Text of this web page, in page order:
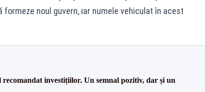
formeze noul guvern, iar numele vehiculat în acest
investițiilor. Un semnal pozitiv, dar și un